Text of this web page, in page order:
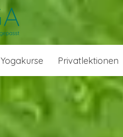
Yogakurse Privatlektionen